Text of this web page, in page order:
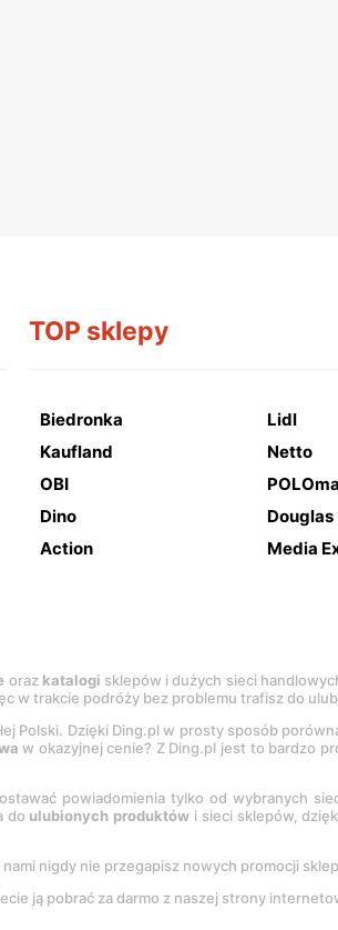
TOP sklepy
Biedronka Lidl
Kaufland
Netto
OBI
Dino
Douglas
Action
Media
oraz katalogi sklepów i dużych sieci
w trakcie podróży bez problemu trafisz do
Polski. Dzięki Ding.pl w prosty sposób
w okazyjnej cenie? Z Ding.pl jest to bardzo
powiadomienia tylko od wybranych
do ulubionych produktów i sieci sklepów,
nami nigdy nie przegapisz nowych promocji
ją pobrać za darmo z naszej strony